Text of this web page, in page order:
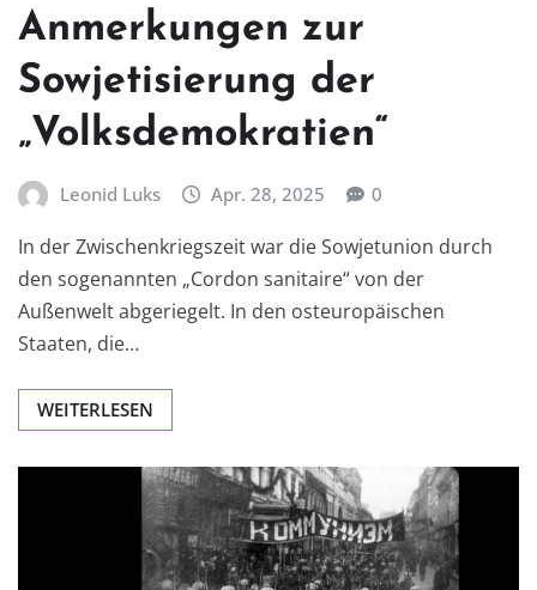
Anmerkungen zur
Sowjetisierung der
„Volksdemokratien“
Leonid Luks Apr. 28, 2025 0
In der Zwischenkriegszeit war die Sowjetunion durch
den sogenannten „Cordon sanitaire“ von der
Außenwelt abgeriegelt. In den osteuropäischen
Staaten, die…
WEITERLESEN